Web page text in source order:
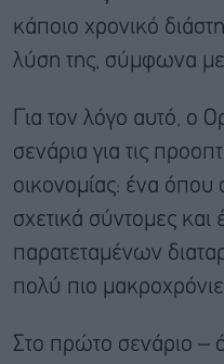
κάποιο χρονικό
λύση της, σύμφωνα
Για τον λόγο αυτό, ο
σενάρια για τις
οικονομίας: ένα όπου
σχετικά σύντομες και
παρατεταμένων
πολύ πιο
Στο πρώτο σενάριο –